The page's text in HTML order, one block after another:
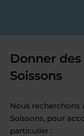
Donner
Soissons
Nous recherchons
Soissons, pour
particulier :